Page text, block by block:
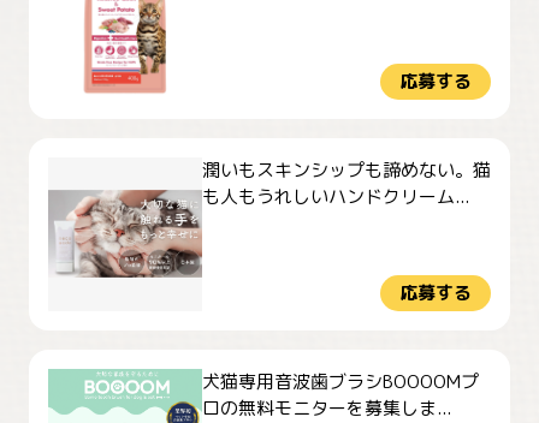
応募する
潤いもスキンシップも諦めない。猫
も人もうれしいハンドクリーム...
応募する
犬猫専用音波歯ブラシBOOOOMプ
ロの無料モニターを募集しま...